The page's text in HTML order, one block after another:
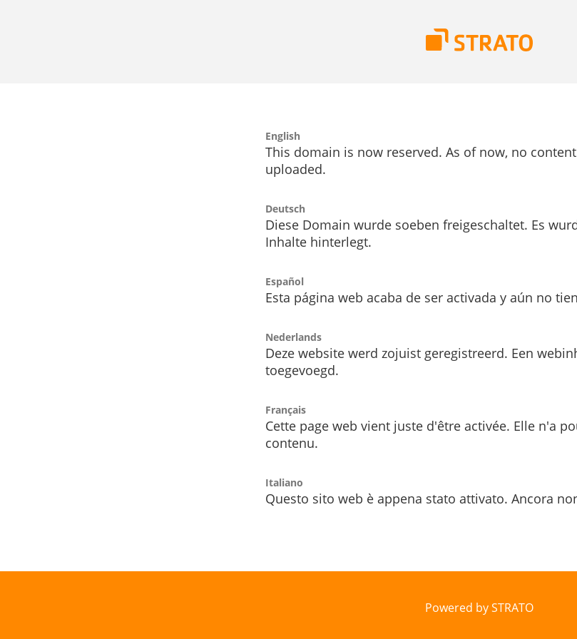
English
This domain is now reserved. As of now, no
uploaded.
Deutsch
Diese Domain wurde soeben freigeschaltet. Es
Inhalte hinterlegt.
Español
Esta página web acaba de ser activada y aún no
Nederlands
Deze website werd zojuist geregistreerd. Een
toegevoegd.
Français
Cette page web vient juste d'être activée. Elle n'a
contenu.
Italiano
Questo sito web è appena stato attivato. Ancora
Powered by STRATO